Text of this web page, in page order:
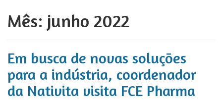
Mês: junho 2022
Em busca de novas soluções
para a indústria, coordenador
da Nativita visita FCE Pharma